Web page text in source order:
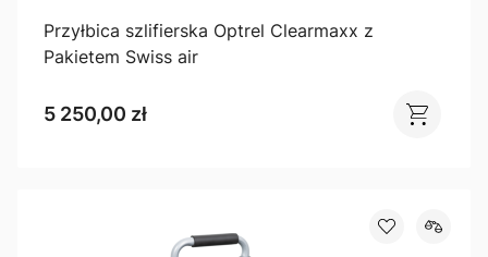
Przyłbica szlifierska Optrel Clearmaxx z
Pakietem Swiss air
5 250,00 zł